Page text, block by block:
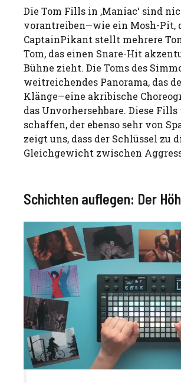
Die Tom Fills in ‚Maniac‘ sind
vorantreiben—wie ein Mosh-Pit,
CaptainPikant stellt mehrere
Tom, das einen Snare-Hit
Bühne zieht. Die Toms des
weitreichendes Panorama, das
Klänge—eine akribische
das Unvorhersehbare. Diese
schaffen, der ebenso sehr von
zeigt uns, dass der Schlüssel
Gleichgewicht zwischen
Schichten auflegen: Der